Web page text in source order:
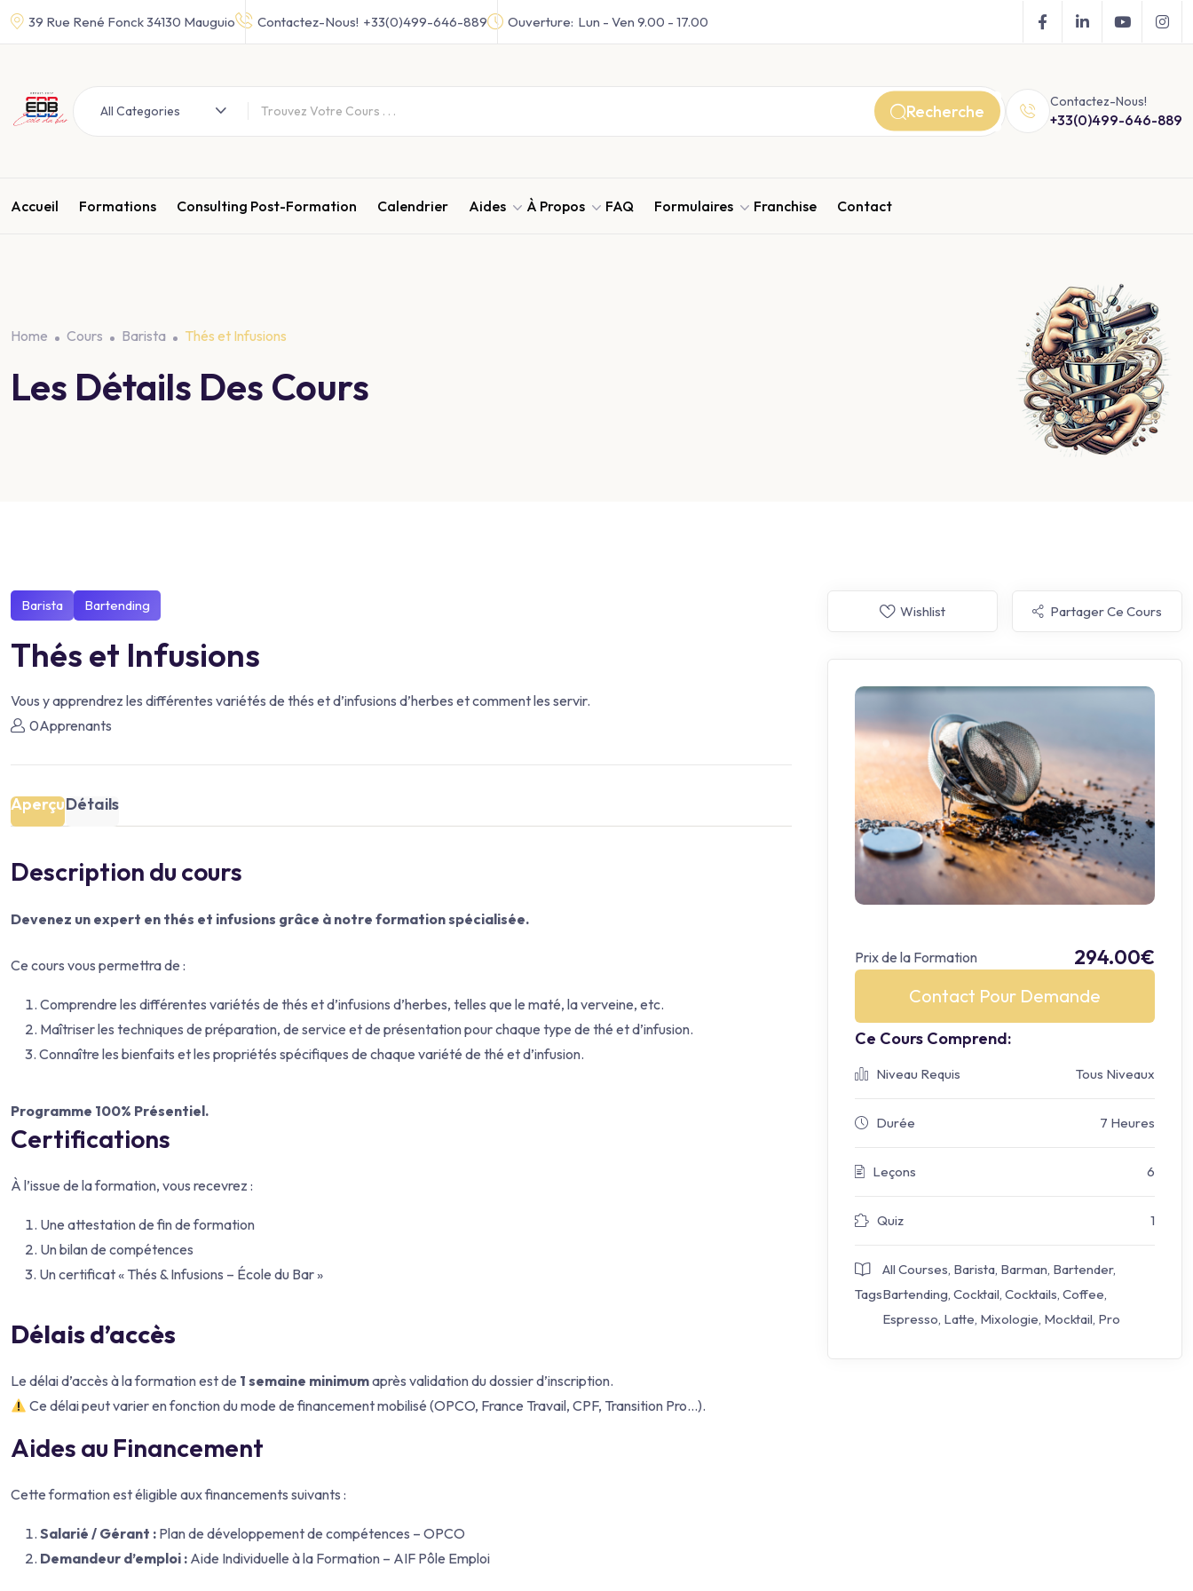
39 Rue René Fonck 34130 Mauguio Contactez-Nous! +33(0)499-646-889 Ouverture: Lun - Ven 9.00 - 17.00
All Categories Recherche Contactez-Nous!
+33(0)499-646-889
Accueil Formations Consulting Post-Formation Calendrier Aides À Propos FAQ Formulaires Franchise Contact
Home Cours Barista Thés et Infusions
Les Détails Des Cours
Barista Bartending
Thés et Infusions
Vous y apprendrez les différentes variétés de thés et d’infusions d’herbes et comment les servir.
0Apprenants
AperçuDétails
Description du cours
Devenez un expert en thés et infusions grâce à notre formation spécialisée.
Ce cours vous permettra de :
Comprendre les différentes variétés de thés et d’infusions d’herbes, telles que le maté, la verveine, etc.
Maîtriser les techniques de préparation, de service et de présentation pour chaque type de thé et d’infusion.
Connaître les bienfaits et les propriétés spécifiques de chaque variété de thé et d’infusion.
Programme 100% Présentiel.
Certifications
À l’issue de la formation, vous recevrez :
Une attestation de fin de formation
Un bilan de compétences
Un certificat « Thés & Infusions – École du Bar »
Délais d’accès
Le délai d’accès à la formation est de 1 semaine minimumaprès validation du dossier d’inscription.
Ce délai peut varier en fonction du mode de financement mobilisé (OPCO, France Travail, CPF, Transition Pro…).
Aides au Financement
Cette formation est éligible aux financements suivants :
Salarié / Gérant : Plan de développement de compétences – OPCO
Demandeur d’emploi : Aide Individuelle à la Formation – AIF Pôle Emploi
Wishlist Partager Ce Cours
Prix de la Formation 294.00€
Contact Pour Demande
Ce Cours Comprend:
Niveau Requis Tous Niveaux
Durée 7 Heures
Leçons 6
Quiz 1
Tags
All Courses, Barista, Barman, Bartender,
Bartending, Cocktail, Cocktails, Coffee,
Espresso, Latte, Mixologie, Mocktail, Pro